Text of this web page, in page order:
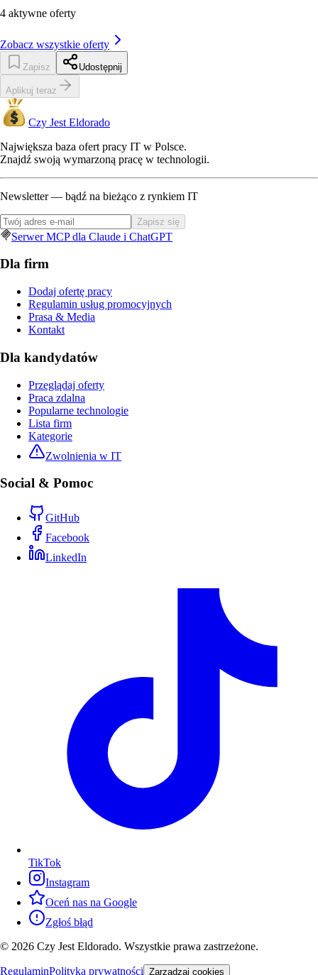
4 aktywne oferty
Zobacz wszystkie oferty
Zapisz Udostępnij
Aplikuj teraz
Czy Jest Eldorado
Największa baza ofert pracy IT w Polsce.
Znajdź swoją wymarzoną pracę w technologii.
Newsletter — bądź na bieżąco z rynkiem IT
Zapisz się
Serwer MCP dla Claude i ChatGPT
Dla firm
Dodaj ofertę pracy
Regulamin usług promocyjnych
Prasa & Media
Kontakt
Dla kandydatów
Przeglądaj oferty
Praca zdalna
Popularne technologie
Lista firm
Kategorie
Zwolnienia w IT
Social & Pomoc
GitHub
Facebook
LinkedIn
TikTok
Instagram
Oceń nas na Google
Zgłoś błąd
© 2026 Czy Jest Eldorado. Wszystkie prawa zastrzeżone.
RegulaminPolityka prywatności Zarządzaj cookies